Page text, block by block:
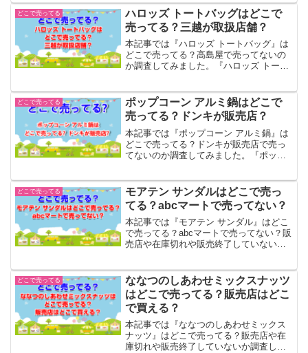
査...
どこで売ってる
ハロッズ トートバッグはどこで
売ってる？三越が取扱店舗？
本記事では『ハロッズ トートバッグ』は
どこで売ってる？高島屋で売ってないの
か調査してみました。『ハロッズ トート
どこで売ってる
ポップコーン アルミ鍋はどこで
売ってる？ドンキが販売店？
本記事では『ポップコーン アルミ鍋』は
どこで売ってる？ドンキが販売店で売っ
てないのか調査してみました。『ポップ
イオン等を調査...
どこで売ってる
モアテン サンダルはどこで売っ
てる？abcマートで売ってない？
本記事では『モアテン サンダル』はどこ
で売ってる？abcマートで売ってない？販
売店や在庫切れや販売終了していないか
北、伊勢丹、ZOZOTOW等を調査...
どこで売ってる
ななつのしあわせミックスナッツ
はどこで売ってる？販売店はどこ
で買える？
本記事では『ななつのしあわせミックス
ナッツ』はどこで売ってる？販売店や在
庫切れや販売終了していないか調査して